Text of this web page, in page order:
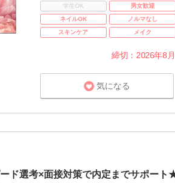
学生OK
男女歓迎
ネイルOK
ノルマなし
スキンケア
メイク
締切：2026年8
気になる
ド選考×面接対策で内定までサポート